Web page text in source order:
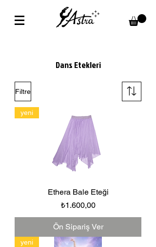
Dans Etekleri
Filtre
yeni
Ethera Bale Eteği
Fiyat
₺1.600,00
Ön Sipariş Ver
yeni